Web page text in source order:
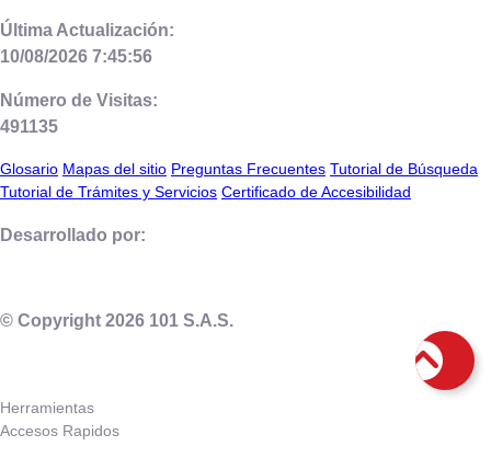
Última Actualización:
10/08/2026 7:45:56
Número de Visitas:
491135
Glosario Mapas del sitio Preguntas Frecuentes Tutorial de Búsqueda
Tutorial de Trámites y Servicios Certificado de Accesibilidad
Desarrollado por:
© Copyright 2026 101 S.A.S.
Herramientas
Accesos Rapidos